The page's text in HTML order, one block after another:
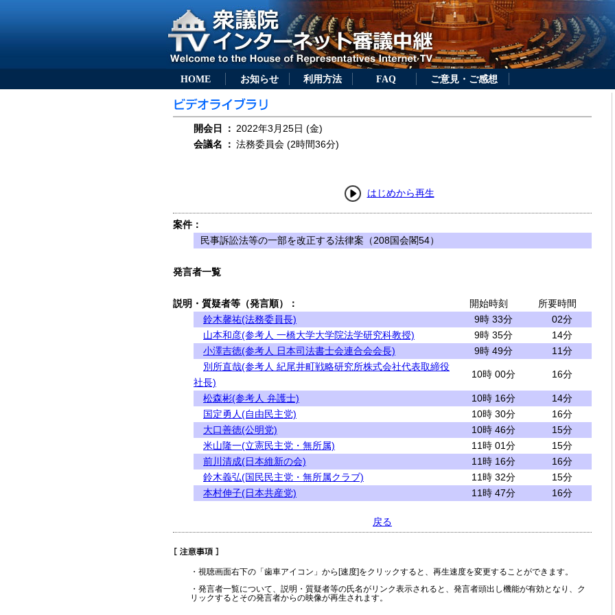
HOME お知らせ 利用方法 FAQ ご意見・ご感想
開会日 ： 2022年3月25日 (金)
会議名
： 法務委員会 (2時間36分)
はじめから再生
案件：
民事訴訟法等の一部を改正する法律案（208国会閣54）
発言者一覧
説明・質疑者等（発言順）： 開始時刻
所要時間
鈴木馨祐(法務委員長)
9時 33分
02分
山本和彦(参考人 一橋大学大学院法学研究科教授)
9時 35分
14分
小澤吉徳(参考人 日本司法書士会連合会会長)
9時 49分
11分
別所直哉(参考人 紀尾井町戦略研究所株式会社代表取締役
社長)
10時 00分 16分
松森彬(参考人 弁護士) 10時 16分
14分
国定勇人(自由民主党)
10時 30分
16分
大口善徳(公明党)
10時 46分
15分
米山隆一(立憲民主党・無所属)
11時 01分
15分
前川清成(日本維新の会)
11時 16分
16分
鈴木義弘(国民民主党・無所属クラブ)
11時 32分
15分
本村伸子(日本共産党)
11時 47分 16分
戻る
・視聴画面右下の「歯車アイコン」から[速度]をクリックすると、再生速度を変更することができます。
・発言者一覧について、説明・質疑者等の氏名がリンク表示されると、発言者頭出し機能が有効となり、ク
リックするとその発言者からの映像が再生されます。